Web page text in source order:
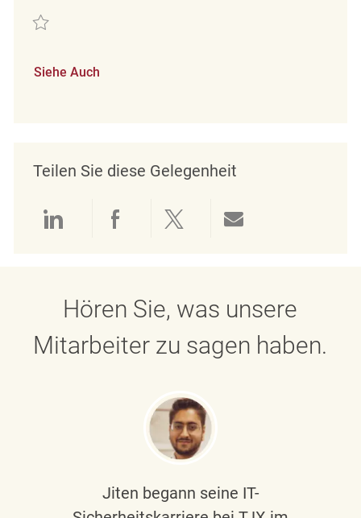
Retten Merchandise Associate REQ140323
Siehe Auch
Teilen Sie diese Gelegenheit
Über LinkedIn teilen
Über Facebook teilen
Über Twitter teilen
Hören Sie, was unsere
Mitarbeiter zu sagen haben.
Jiten begann seine IT-